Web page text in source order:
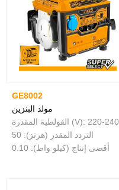
GE8002
مولد البنزين
الفولطية المقدرة (V): 220-240
التردد المقدر (هرتز): 50
أقصى إنتاج (كيلو واط): 0.10